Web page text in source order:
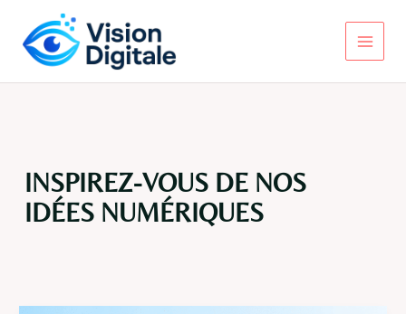
contenu
Main
INSPIREZ-VOUS DE NOS
IDÉES NUMÉRIQUES